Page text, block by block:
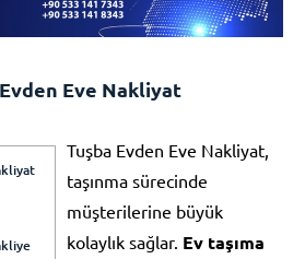
Eve Nakliyat
Tuşba Evden Eve Nakliyat,
taşınma sürecinde
müşterilerine büyük
kolaylık sağlar. Ev taşıma